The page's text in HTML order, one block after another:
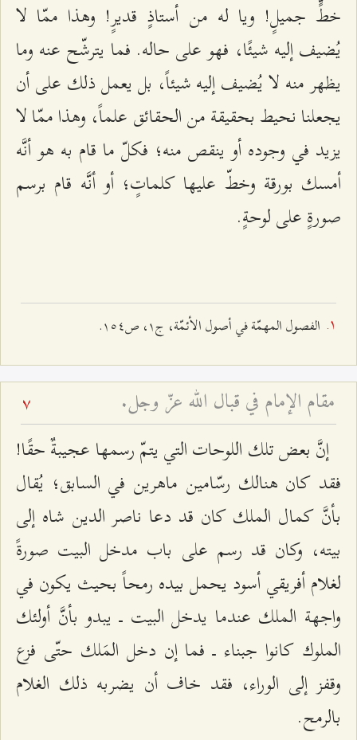
خطٍّ جميلٍ! ويا له من أستاذٍ قديرٍ! وهذا ممّا لا
يُضيف إليه شيئًا، فهو على حاله. فما يترشّح عنه وما
يظهر منه لا يُضيف إليه شيئاً، بل يعمل ذلك على أن
يجعلنا نحيط بحقيقة من الحقائق علماً، وهذا ممّا لا
يزيد في وجوده أو ينقص منه؛ فكلّ ما قام به هو أنَّه
أمسك بورقة وخطّ عليها كلماتٍ؛ أو أنَّه قام برسم
صورةٍ على لوحةٍ.
الفصول المهمّة في أصول الأئمّة، ج۱، ص۱٥٤.
مقام الإمام في قبال الله عزّ وجل. 7
إنَّ بعض تلك اللوحات التي يتمّ رسمها عجيبةٌ حقًا!
فقد كان هنالك رسّامين ماهرين في السابق؛ يُقال
بأنَّ كمال الملك كان قد دعا ناصر الدين شاه إلى
بيته، وكان قد رسم على باب مدخل البيت صورةً
لغلام أفريقي أسود يحمل بيده رمحاً بحيث يكون في
واجهة الملك عندما يدخل البيت ــ يبدو بأنَّ أولئك
الملوك كانوا جبناء ــ فما إن دخل المَلك حتّى فزع
وقفز إلى الوراء، فقد خاف أن يضربه ذلك الغلام
بالرمح.